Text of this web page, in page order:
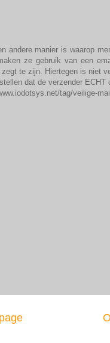
andere manier is waarop
ze gebruik van een
te zijn. Hiertegen is niet
dat de verzender ECHT
tag/veilige-